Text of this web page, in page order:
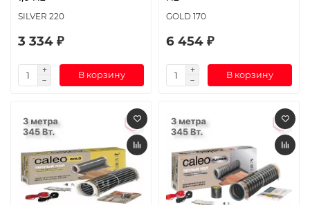
SILVER 220
3 334 ₽
В корзину
GOLD 170
6 454 ₽
В корзину